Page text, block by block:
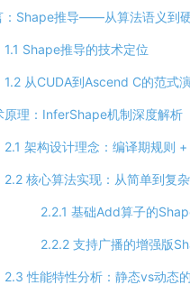
：Shape推导——从算法语义到
1.1 Shape推导的技术定位
1.2 从CUDA到Ascend C的范式
原理：InferShape机制深度解析
2.1 架构设计理念：编译期规则
2.2 核心算法实现：从简单到复杂
2.2.1 基础Add算子的
2.2.2 支持广播的增强版
2.3 性能特性分析：静态vs动态